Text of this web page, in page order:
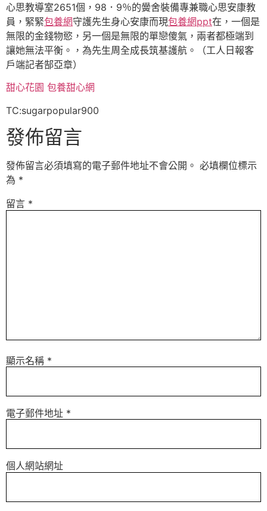
心思教導室2651個，98．9％的黌舍裝備專兼職心思安康教
員，緊緊包養網守護先生身心安康而現包養網ppt在，一個是
無限的金錢物慾，另一個是無限的單戀傻氣，兩者都極端到
讓她無法平衡。，為先生周全成長筑基護航。（工人日報客
戶端記者郜亞章）
甜心花園 包養甜心網
TC:sugarpopular900
發佈留言
發佈留言必須填寫的電子郵件地址不會公開。 必填欄位標示
為 *
留言 *
顯示名稱 *
電子郵件地址 *
個人網站網址